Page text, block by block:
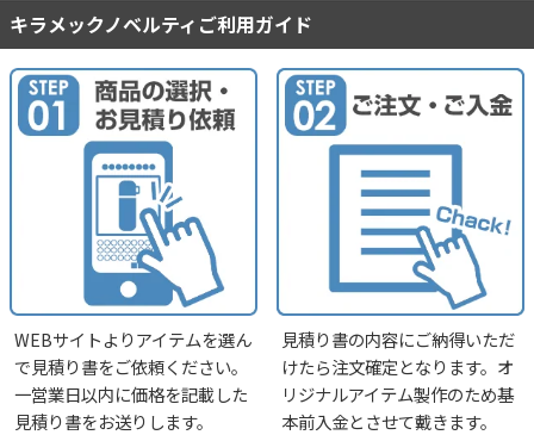
キラメックノベルティご利用ガイド
WEBサイトよりアイテムを選ん
で見積り書をご依頼ください。
一営業日以内に価格を記載した
見積り書をお送りします。
見積り書の内容にご納得いただ
けたら注文確定となります。オ
リジナルアイテム製作のため基
本前入金とさせて戴きます。